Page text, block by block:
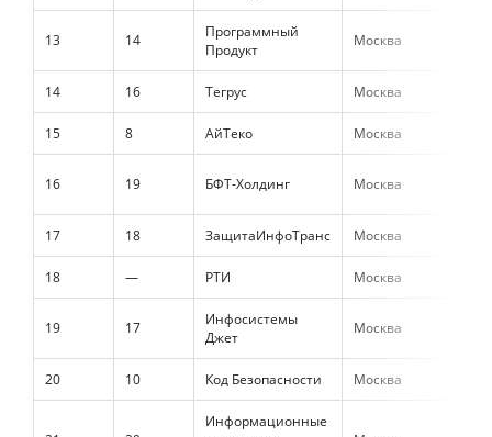
13 14
Программный
Продукт
Москва
14 16 Тегрус Москва
15 8 АйТеко Москва
16 19 БФТ-Холдинг Москва
17 18 ЗащитаИнфоТранс Москва
18 — РТИ Москва
19 17
Инфосистемы
Джет
Москва
20 10 Код Безопасности Москва
Информационные